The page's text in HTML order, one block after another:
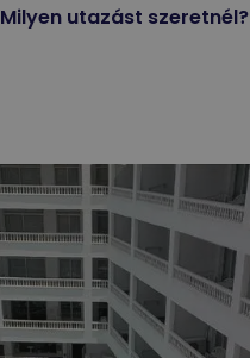
Milyen utazást szeretnél?